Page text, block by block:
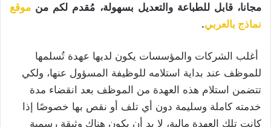
مجانا، قابل للطباعة والتعديل بسهولة، مُقدم لكم من موقع
نماذج بالعربي.
أغلب الشركات والمؤسسات يكون لديها عهدة تُسلمها
للموظف عند بداية استلامه للوظيفة المسؤول عنها، ولكي
تتضمن استلام هذه العهدة من الموظف بعد انقضاء مدة
خدمته كاملة وسليمة دون أي تلف أو نقص بها خصوصًا إذا
كانت تلك العهدة مالية، لا بد أن يكون هناك وثيقة رسمية